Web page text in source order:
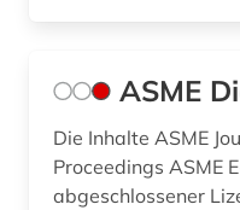
haustechnik (1)
heizung (1)
ASME
Die Inhalte ASME Journals ASME Conference
Proceedings ASME E-Books
abgeschlossener